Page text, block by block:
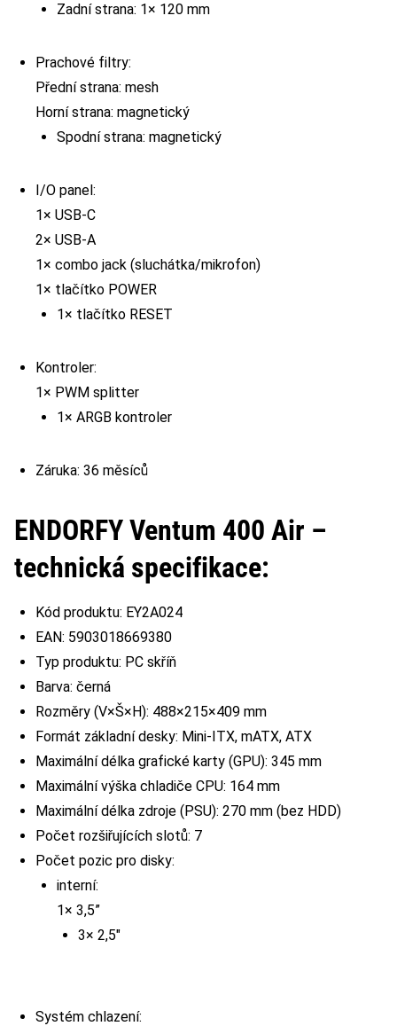
Zadní strana: 1× 120 mm
Prachové filtry:
Přední strana: mesh
Horní strana: magnetický
Spodní strana: magnetický
I/O panel:
1× USB-C
2× USB-A
1× combo jack (sluchátka/mikrofon)
1× tlačítko POWER
1× tlačítko RESET
Kontroler:
1× PWM splitter
1× ARGB kontroler
Záruka: 36 měsíců
ENDORFY Ventum 400 Air –
technická specifikace:
Kód produktu: EY2A024
EAN: 5903018669380
Typ produktu: PC skříň
Barva: černá
Rozměry (V×Š×H): 488×215×409 mm
Formát základní desky: Mini-ITX, mATX, ATX
Maximální délka grafické karty (GPU): 345 mm
Maximální výška chladiče CPU: 164 mm
Maximální délka zdroje (PSU): 270 mm (bez HDD)
Počet rozšiřujících slotů: 7
Počet pozic pro disky:
interní:
1× 3,5”
3× 2,5″
Systém chlazení: